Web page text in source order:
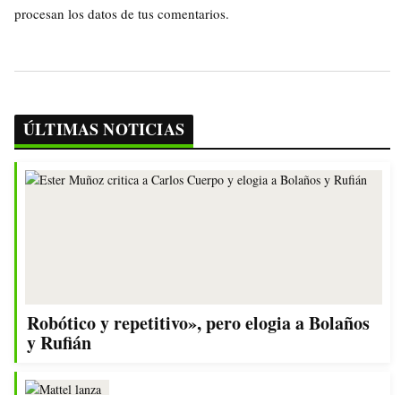
procesan los datos de tus comentarios.
ÚLTIMAS NOTICIAS
Robótico y repetitivo», pero elogia a Bolaños
y Rufián